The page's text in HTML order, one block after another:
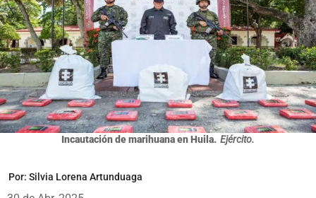
Incautación de marihuana en Huila. Ejército.
Por: Silvia Lorena Artunduaga